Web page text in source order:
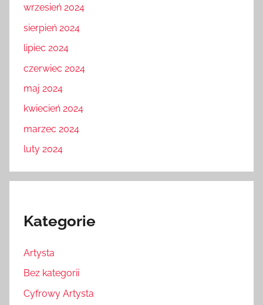
wrzesień 2024
sierpień 2024
lipiec 2024
czerwiec 2024
maj 2024
kwiecień 2024
marzec 2024
luty 2024
Kategorie
Artysta
Bez kategorii
Cyfrowy Artysta